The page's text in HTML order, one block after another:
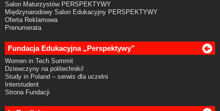
Salon Maturzystów PERSPEKTYWY
Międzynarodowy Salon Edukacyjny PERSPEKTYWY
Oferta Reklamowa
Prenumerata
Fundacja Edukacyjna „Perspektywy”
Women in Tech Summit
Dziewczyny na politechniki!
Study in Poland – serwis dla uczelni
Interstudent
Strona Fundacji